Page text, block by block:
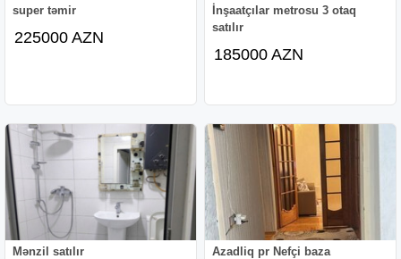
super təmir
225000 AZN
İnşaatçılar metrosu 3 otaq
satılır
185000 AZN
Mənzil satılır Azadliq pr Nefçi baza